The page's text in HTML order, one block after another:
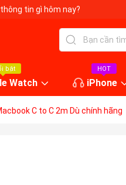
tin gì hôm nay?
bật
Watch
HOT
iPhone
C to C 2m Dù chính hãng